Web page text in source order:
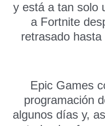
y está a tan solo
a Fortnite
retrasado
Epic Games
programación
algunos días y,